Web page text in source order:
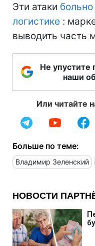
Эти атаки
логистике :
выводить часть
Не упустите
наши
Или читайте
Больше по теме:
Владимир Зеленский